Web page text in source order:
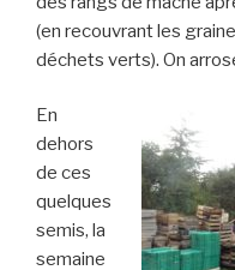
(en recouvrant les
déchets verts). On
En
dehors
de ces
quelques
semis, la
semaine